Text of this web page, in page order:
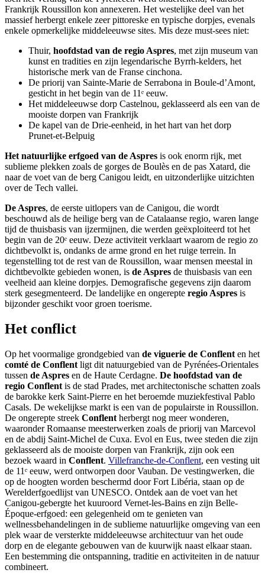
Frankrijk Roussillon kon annexeren. Het westelijke deel van het
massief herbergt enkele zeer pittoreske en typische dorpjes, evenals
enkele opmerkelijke middeleeuwse sites. Mis deze must-sees niet:
Thuir, hoofdstad van de regio Aspres, met zijn museum van
kunst en tradities en zijn legendarische Byrrh-kelders, het
historische merk van de Franse cinchona.
De priorij van Sainte-Marie de Serrabona in Boule-d’Amont,
gesticht in het begin van de 11ᵉ eeuw.
Het middeleeuwse dorp Castelnou, geklasseerd als een van de
mooiste dorpen van Frankrijk
De kapel van de Drie-eenheid, in het hart van het dorp
Prunet-et-Belpuig
Het natuurlijke erfgoed van de Aspres is ook enorm rijk, met
sublieme plekken zoals de gorges de Boulès en de pas Xatard, die
naar de voet van de berg Canigou leidt, en uitzonderlijke uitzichten
over de Tech vallei.
De Aspres, de eerste uitlopers van de Canigou, die wordt
beschouwd als de heilige berg van de Catalaanse regio, waren lange
tijd de thuisbasis van ijzermijnen, die werden geëxploiteerd tot het
begin van de 20ᵉ eeuw. Deze activiteit verklaart waarom de regio zo
dichtbevolkt is, ondanks de arme grond en het ruige terrein. In
tegenstelling tot de rest van de Roussillon, waar mensen meestal in
dichtbevolkte gebieden wonen, is de Aspres de thuisbasis van een
veelheid aan kleine dorpjes. Demografische gegevens zijn daarom
sterk gesegmenteerd. De landelijke en ongerepte regio Aspres is
bijzonder geschikt voor groen toerisme.
Het conflict
Op het voormalige grondgebied van de viguerie de Conflent en het
comté de Conflent ligt dit natuurgebied van de Pyrénées-Orientales
tussen de Aspres en de Haute Cerdagne. De hoofdstad van de
regio Conflent is de stad Prades, met architectonische schatten zoals
de barokke kerk Saint-Pierre en het beroemde muziekfestival Pablo
Casals. De wekelijkse markt is een van de populairste in Roussillon.
De ongerepte streek Conflent herbergt nog meer wonderen,
waaronder Romaanse meesterwerken zoals de priorij van Marcevol
en de abdij Saint-Michel de Cuxa. Evol en Eus, twee steden die zijn
geklasseerd als de mooiste dorpen van Frankrijk, zijn ook een
bezoek waard in Conflent. Villefranche-de-Conflent, een vesting uit
de 11ᵉ eeuw, werd ontworpen door Vauban. De vestingwerken, die
op de hoogten worden beschermd door Fort Libéria, staan op de
Werelderfgoedlijst van UNESCO. Ontdek aan de voet van het
Canigou-gebergte het kuuroord Vernet-les-Bains en zijn Belle-
Époque-erfgoed: een gelegenheid om te genieten van
wellnessbehandelingen in de sublieme natuurlijke omgeving van een
plek waar de versterkte middeleeuwse architectuur van het oude
dorp en de elegante gebouwen van de kuurwijk naast elkaar staan.
Een bestemming die ontspanning, traditie en activiteiten in de natuur
combineert.